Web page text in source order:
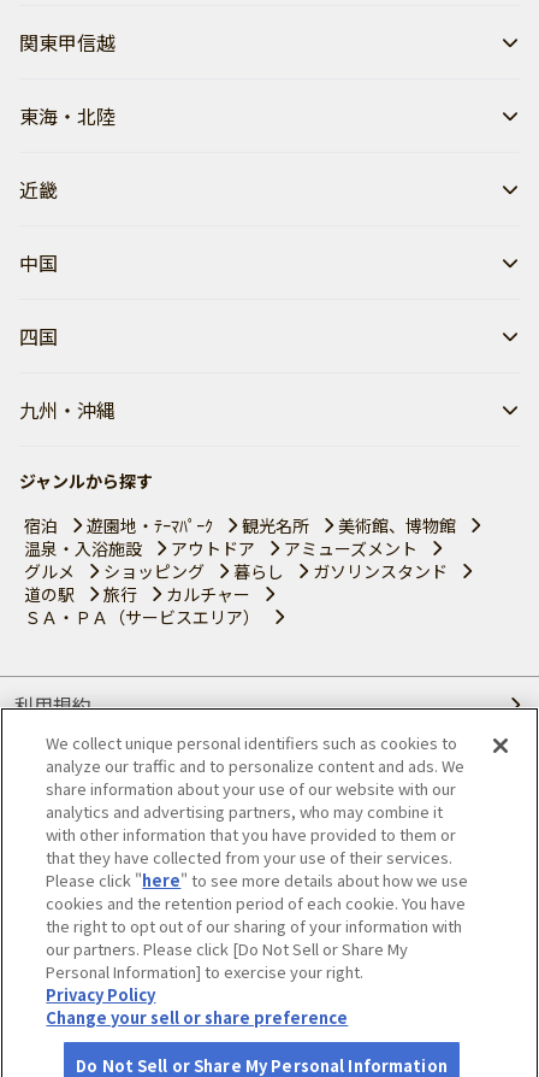
関東甲信越
東海・北陸
近畿
中国
四国
九州・沖縄
ジャンルから探す
宿泊
遊園地・ﾃｰﾏﾊﾟｰｸ 観光名所
美術館、博物館
温泉・入浴施設
アウトドア
アミューズメント
グルメ
ショッピング 暮らし
ガソリンスタンド
道の駅
旅行
カルチャー
ＳＡ・ＰＡ（サービスエリア）
利用規約
個人情報の取り扱いについて
会員優待サービスの提携をご検討の方へ
JAFホームページ
© JAPAN AUTOMOBILE FEDERATION. All rights reserved.
We collect unique personal identifiers such as cookies to
analyze our traffic and to personalize content and ads. We
share information about your use of our website with our
analytics and advertising partners, who may combine it
with other information that you have provided to them or
that they have collected from your use of their services.
Please click "here" to see more details about how we use
cookies and the retention period of each cookie. You have
the right to opt out of our sharing of your information with
our partners. Please click [Do Not Sell or Share My
Personal Information] to exercise your right.
Privacy Policy
Change your sell or share preference
Do Not Sell or Share My Personal Information